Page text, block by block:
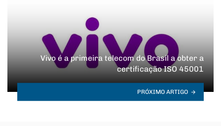
Vivo é a primeira telecom do Brasil a obter a
certificação ISO 45001
PRÓXIMO ARTIGO